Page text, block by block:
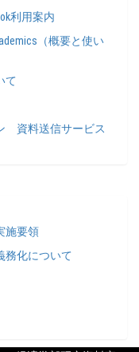
利用案内
（概要と使い
て
資料送信サービス
施要領
務化について